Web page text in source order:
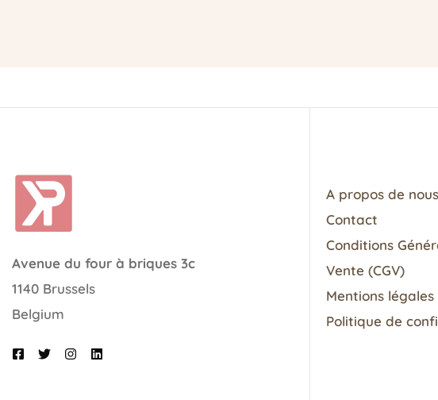
Avenue du four à briques 3c
1140 Brussels
Belgium
A propos de nous
Contact
Conditions
Vente (CGV)
Mentions légales
Politique de